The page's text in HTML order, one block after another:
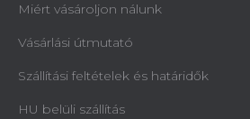
Miért vásároljon nálunk
Vásárlási útmutató
Szállítási feltételek és határidők
HU belüli szállítás